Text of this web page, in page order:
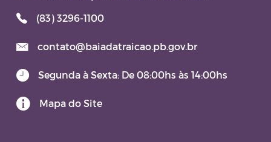
(83) 3296-1100
contato@baiadatraicao.pb.gov.br
Segunda à Sexta: De 08:00hs às 14:00hs
Mapa do Site